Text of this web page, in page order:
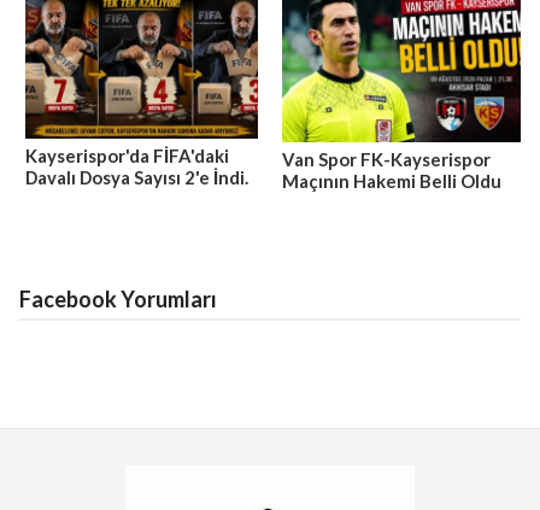
Kayserispor'da FİFA'daki
Davalı Dosya Sayısı 2'e İndi.
Van Spor FK-Kayserispor
Maçının Hakemi Belli Oldu
Facebook Yorumları